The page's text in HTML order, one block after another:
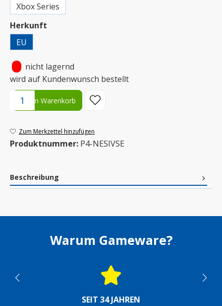
Xbox Series
Herkunft
EU
nicht lagernd
wird auf Kundenwunsch bestellt
Produkt Anzahl: Gib den gewünschten Wert ein oder benutze
In den Warenkorb
Zum Merkzettel hinzufügen
Produktnummer: P4-NESIVSE
Beschreibung
Warum Gameware?
SEIT 34 JAHREN